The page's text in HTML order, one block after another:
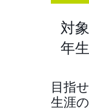
対
年生
目指
生涯